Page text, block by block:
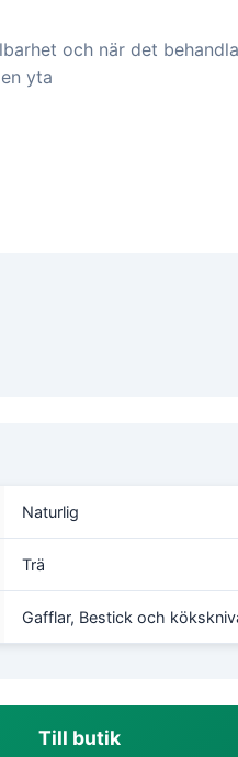
och när det
yta
Naturlig
Trä
Gafflar, Bestick och
Till butik